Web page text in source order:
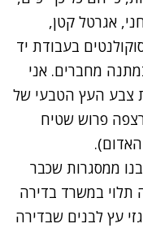
אגרטל קטן,
בעבודת יד
מחברים. אני
צבע העץ הטבעי של
פרוש שטיח
ממסגרות שכבר
תלוי במשרד בדירה
עץ לבנים שבדירה